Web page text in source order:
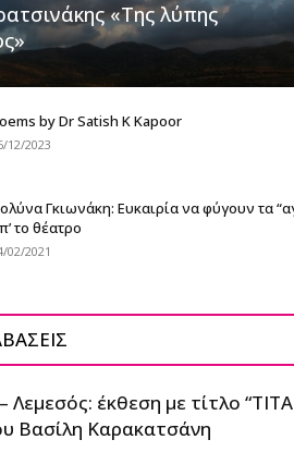
«Της λύπης
by Dr Satish K Kapoor
12/2023
Γκιωνάκη: Ευκαιρία να φύγουν τα
το θέατρο
02/2021
Λεμεσός: έκθεση με τίτλο
Βασίλη Καρακατσάνη